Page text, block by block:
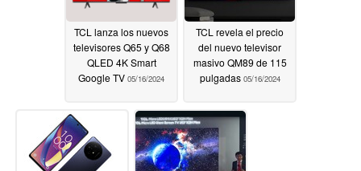
TCL lanza los nuevos
televisores Q65 y Q68
QLED 4K Smart
Google TV 05/16/2024
TCL revela el precio
del nuevo televisor
masivo QM89 de 115
pulgadas 05/16/2024